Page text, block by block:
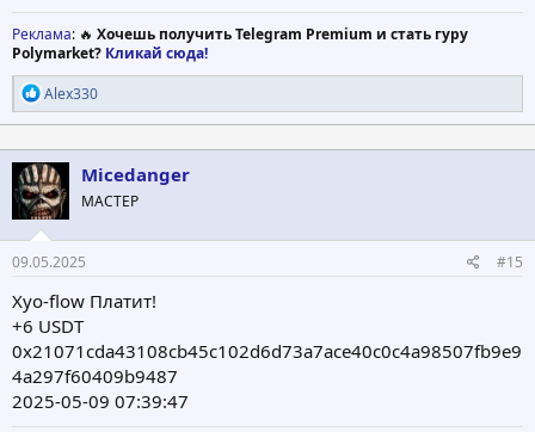
Реклама: 🔥 Хочешь получить Telegram Premium и стать гуру
Polymarket? Кликай сюда!
Р
е
а
к
ц
и
и
:
Alex330
Micedanger
МАСТЕР
09.05.2025 #15
Xyo-flow Платит!
+6 USDT
0x21071cda43108cb45c102d6d73a7ace40c0c4a98507fb9e9
4a297f60409b9487
2025-05-09 07:39:47